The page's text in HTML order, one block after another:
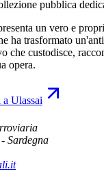
pubblica
un vero e
ha trasformato
che custodisce,
opera.
Ulassai
Sardegna